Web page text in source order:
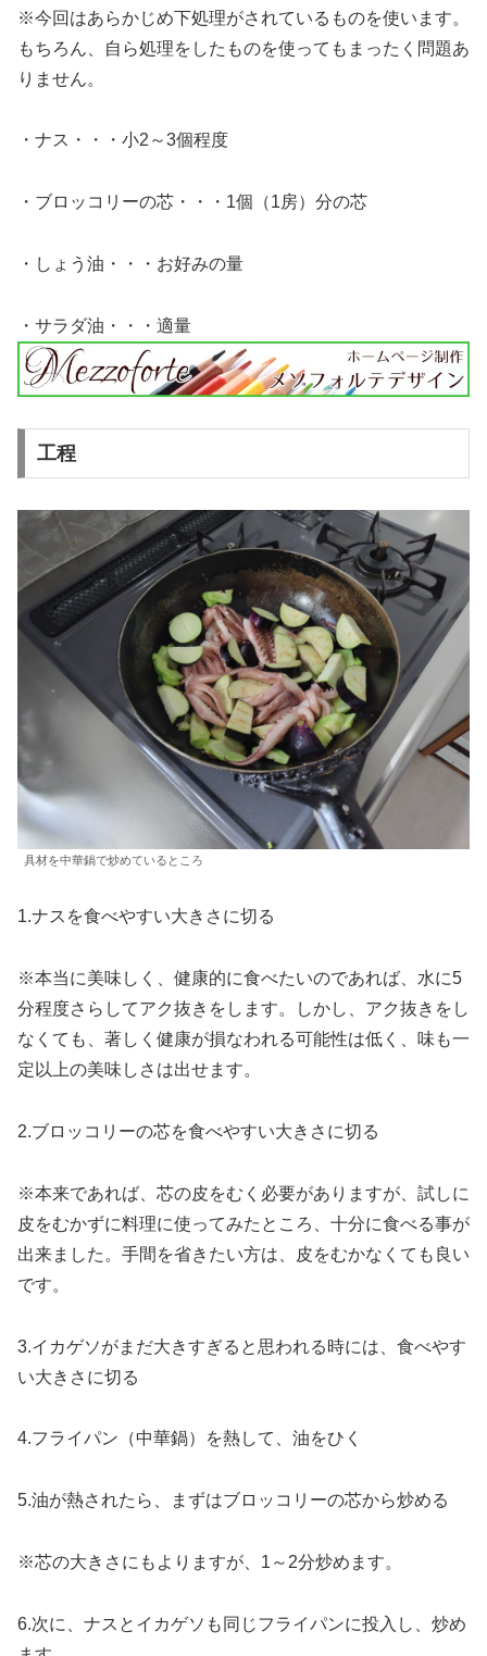
※今回はあらかじめ下処理がされているものを使います。
もちろん、自ら処理をしたものを使ってもまったく問題あ
りません。
・ナス・・・小2～3個程度
・ブロッコリーの芯・・・1個（1房）分の芯
・しょう油・・・お好みの量
・サラダ油・・・適量
工程
具材を中華鍋で炒めているところ
1.ナスを食べやすい大きさに切る
※本当に美味しく、健康的に食べたいのであれば、水に5
分程度さらしてアク抜きをします。しかし、アク抜きをし
なくても、著しく健康が損なわれる可能性は低く、味も一
定以上の美味しさは出せます。
2.ブロッコリーの芯を食べやすい大きさに切る
※本来であれば、芯の皮をむく必要がありますが、試しに
皮をむかずに料理に使ってみたところ、十分に食べる事が
出来ました。手間を省きたい方は、皮をむかなくても良い
です。
3.イカゲソがまだ大きすぎると思われる時には、食べやす
い大きさに切る
4.フライパン（中華鍋）を熱して、油をひく
5.油が熱されたら、まずはブロッコリーの芯から炒める
※芯の大きさにもよりますが、1～2分炒めます。
6.次に、ナスとイカゲソも同じフライパンに投入し、炒め